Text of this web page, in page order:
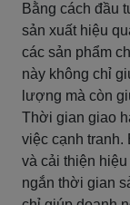
Bằng cách đầu
sản xuất hiệu
các sản phẩm
này không chỉ
lượng mà còn
Thời gian giao
việc cạnh tranh.
và cải thiện
ngắn thời gian